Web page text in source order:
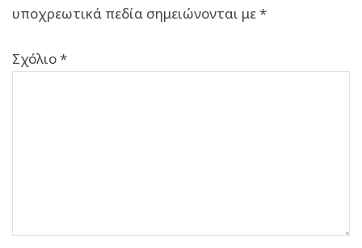
υποχρεωτικά πεδία σημειώνονται με*
Σχόλιο*